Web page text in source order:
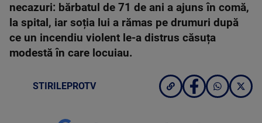
necazuri: bărbatul de 71 de ani a ajuns în comă,
la spital, iar soția lui a rămas pe drumuri după
ce un incendiu violent le-a distrus căsuța
modestă în care locuiau.
STIRILEPROTV